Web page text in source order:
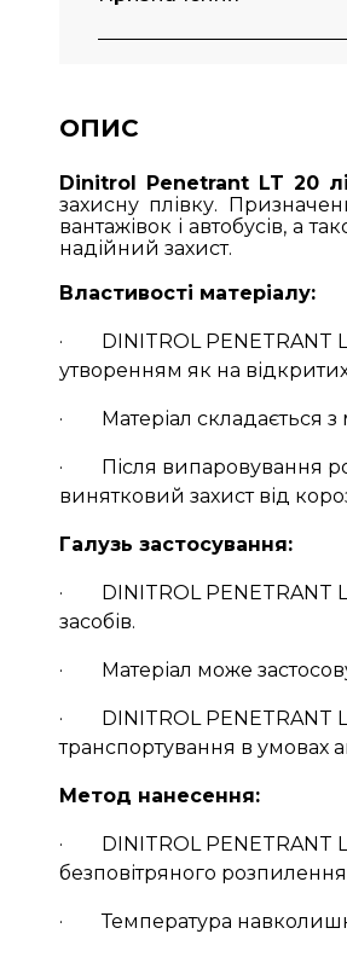
ОПИС
Dinitrol Penetrant LT 20
захисну плівку.
вантажівок і автобусів, а
надійний захист.
Властивості матеріалу:
· DINITROL PENETRANT
утворенням як на
· Матеріал складається з
· Після випаровування
винятковий захист від
Галузь застосування:
· DINITROL PENETRANT
засобів.
· Матеріал може
· DINITROL PENETRANT
транспортування в умовах
Метод нанесення:
· DINITROL PENETRANT
безповітряного
· Температура